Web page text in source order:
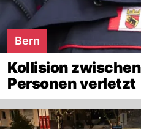
Bern
Kollision
Personen verletzt